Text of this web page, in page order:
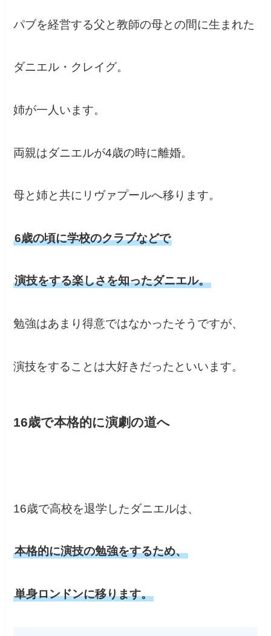
パブを経営する父と教師の母との間に生まれた
ダニエル・クレイグ。
姉が一人います。
両親はダニエルが4歳の時に離婚。
母と姉と共にリヴァプールへ移ります。
6歳の頃に学校のクラブなどで
演技をする楽しさを知ったダニエル。
勉強はあまり得意ではなかったそうですが、
演技をすることは大好きだったといいます。
16歳で本格的に演劇の道へ
16歳で高校を退学したダニエルは、
本格的に演技の勉強をするため、
単身ロンドンに移ります。